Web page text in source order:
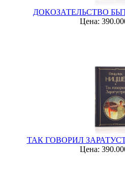
ДОКОЗАТЕЛЬСТВО
Цена:
ТАК ГОВОРИЛ
Цена: